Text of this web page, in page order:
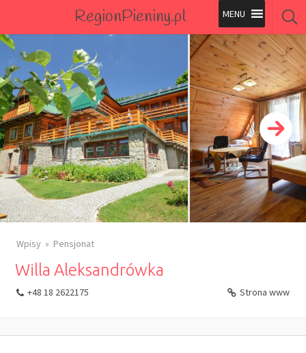
RegionPieniny.pl
Polecane Przez Nas
Wszystkie Obiekty
Wszystkie Obiekty
Wpisy Pensjonat
Willa Aleksandrówka
+48 18 2622175 Strona www